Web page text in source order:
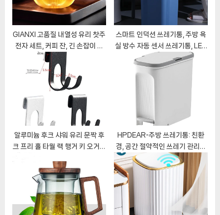
o
t
:
:
GIANXI 고품질 내열성 유리 찻주
전자 세트, 커피 잔, 긴 손잡이 냄
비, 편리한 필터 주전자
스마트 인덕션 쓰레기통, 주방 욕
실 방수 자동 센서 쓰레기통, LED
조명, 가정 청소, 20L
알루미늄 후크 샤워 유리 문짝 후
크 프리 홀 타월 랙 행거 키 오거나
더 후크, 1 개, 3 개
HPDEAR-주방 쓰레기통: 친환
경, 공간 절약적인 쓰레기 관리의
완벽한 도우미